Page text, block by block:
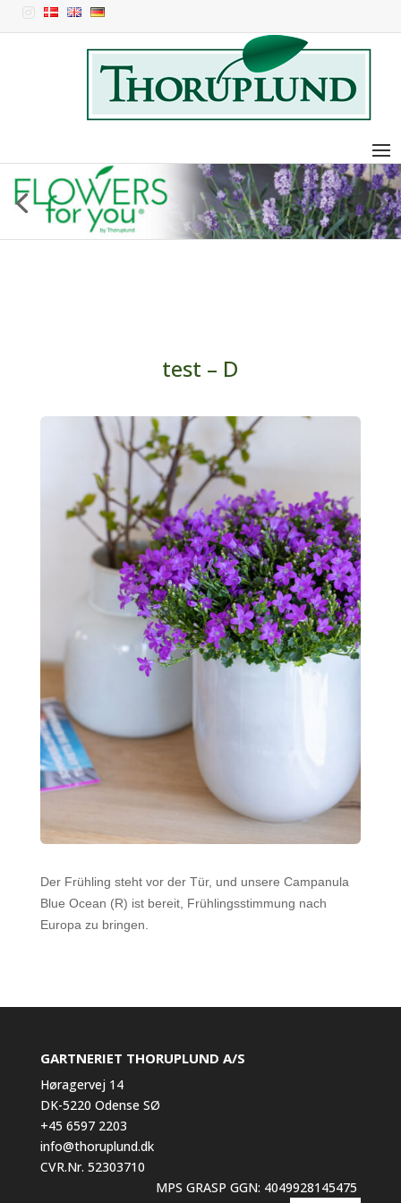
test – D
Der Frühling steht vor der Tür, und unsere Campanula
Blue Ocean (R) ist bereit, Frühlingsstimmung nach
Europa zu bringen.
GARTNERIET THORUPLUND A/S
Høragervej 14
DK-5220 Odense SØ
+45 6597 2203
info@thoruplund.dk
CVR.Nr. 52303710
MPS GRASP GGN: 4049928145475